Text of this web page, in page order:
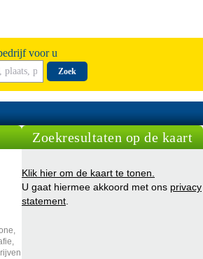
voor u
Zoek
Zoekresultaten op de kaart
Klik hier om de kaart te tonen.
U gaat hiermee akkoord met ons privacy
statement